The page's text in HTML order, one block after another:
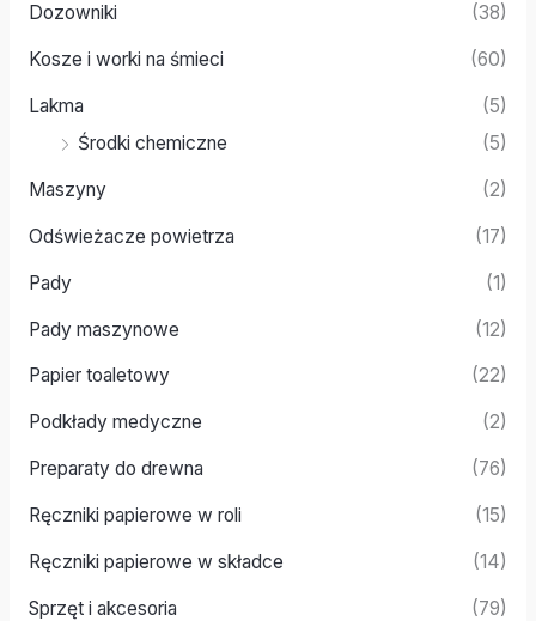
Dozowniki (38)
Kosze i worki na śmieci (60)
Lakma
(5)
Środki chemiczne
(5)
Maszyny (2)
Odświeżacze powietrza (17)
Pady (1)
Pady maszynowe (12)
Papier toaletowy (22)
Podkłady medyczne (2)
Preparaty do drewna (76)
Ręczniki papierowe w roli (15)
Ręczniki papierowe w składce (14)
Sprzęt i akcesoria (79)